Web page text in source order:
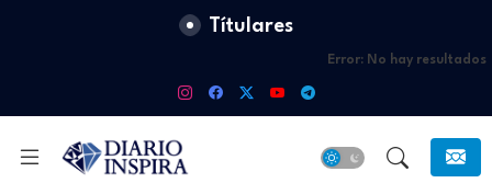
Títulares
Error: No hay resultados